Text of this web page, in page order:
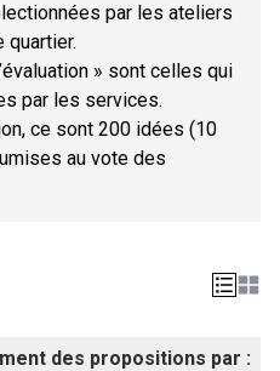
par les ateliers
quartier.
» sont celles qui
par les services.
ce sont 200 idées (10
au vote des
des propositions par :